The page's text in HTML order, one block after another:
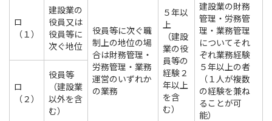
ロ
（１）
建設業の
役員又は
役員等に
次ぐ地位
役員等に次ぐ職
制上の地位の場
合は財務管理・
労務管理・業務
運営のいずれか
の業務
５年以
上
（建設
業の役
員等の
経験２
年以上
を含
む）
建設業の財務
管理・労務管
理・業務管理
についてそれ
ぞれ業務経験
５年以上の者
（１人が複数
の経験を兼ね
ることが可
能）
ロ
（２）
役員等
（建設業
以外を含
む）